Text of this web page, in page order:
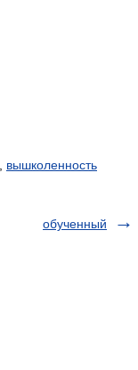
вышколенность
обученный